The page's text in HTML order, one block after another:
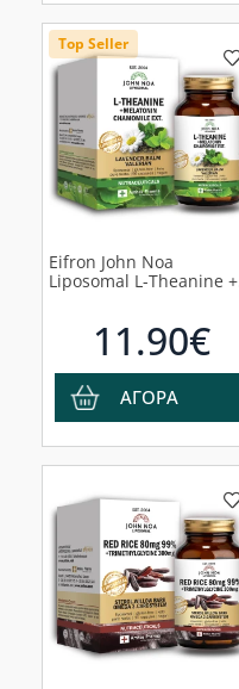
Top Seller
Eifron John Noa
Liposomal L-Theanine +
Για Τη Χαλάρωση Του
Οργανισμού,
90κάψουλες
11.90€
ΑΓΟΡΑ